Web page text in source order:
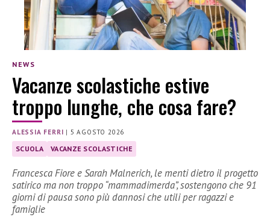
NEWS
Vacanze scolastiche estive
troppo lunghe, che cosa fare?
ALESSIA FERRI | 5 AGOSTO 2026
SCUOLA VACANZE SCOLASTICHE
Francesca Fiore e Sarah Malnerich, le menti dietro il progetto
satirico ma non troppo “mammadimerda”, sostengono che 91
giorni di pausa sono più dannosi che utili per ragazzi e
famiglie